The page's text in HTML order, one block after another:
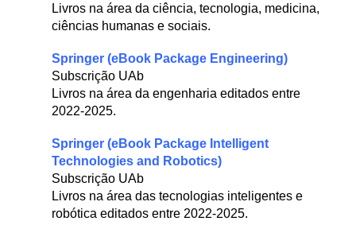
Livros na área da ciência, tecnologia, medicina,
ciências humanas e sociais.
Springer (eBook Package Engineering)
Subscrição UAb
Livros na área da engenharia editados entre
2022-2025.
Springer (eBook Package Intelligent
Technologies and Robotics)
Subscrição UAb
Livros na área das tecnologias inteligentes e
robótica editados entre 2022-2025.